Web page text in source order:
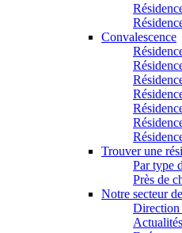
Convalescence
Trouver une
Par type
Près de
Notre secteur
Direction
Actualités